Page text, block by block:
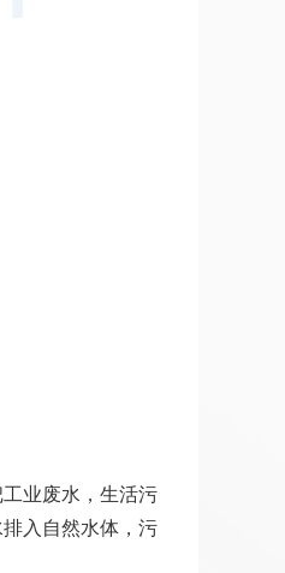
业废水，生活污
入自然水体，污